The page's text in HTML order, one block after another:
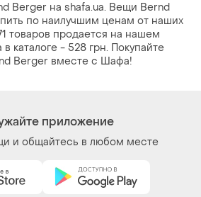
Berger на shafa.ua. Вещи Bernd
по наилучшим ценам от наших
товаров продается на нашем
каталоге - 528 грн. Покупайте
Berger вместе с Шафа!
приложение
и общайтесь в любом месте